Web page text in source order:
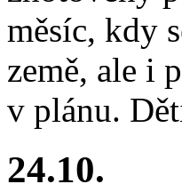
měsíc, kdy
země, ale i
v plánu.
24.10.